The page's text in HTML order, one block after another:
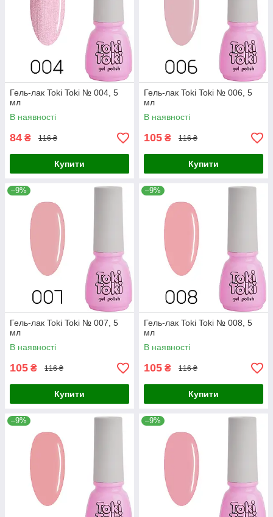
Гель-лак Toki Toki № 004, 5
мл
В наявності
84 ₴ 116 ₴
Купити
Гель-лак Toki Toki № 006, 5
мл
В наявності
105 ₴ 116 ₴
Купити
–9%
Гель-лак Toki Toki № 007, 5
мл
В наявності
105 ₴ 116 ₴
Купити
–9%
Гель-лак Toki Toki № 008, 5
мл
В наявності
105 ₴ 116 ₴
Купити
–9% –9%